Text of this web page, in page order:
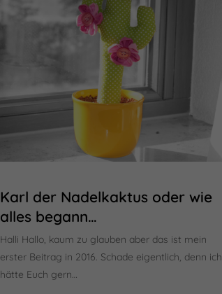
Karl der Nadelkaktus oder wie
alles begann…
Halli Hallo, kaum zu glauben aber das ist mein
erster Beitrag in 2016. Schade eigentlich, denn ich
hätte Euch gern…